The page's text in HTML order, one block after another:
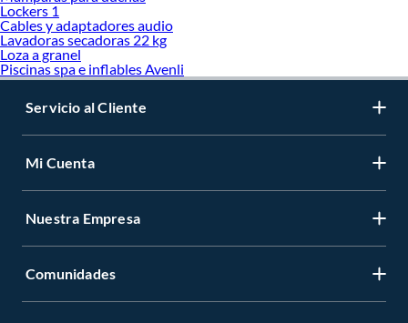
Lockers 1
Cables y adaptadores audio
Lavadoras secadoras 22 kg
Loza a granel
Piscinas spa e inflables Avenli
Servicio al Cliente
Mi Cuenta
Nuestra Empresa
Comunidades